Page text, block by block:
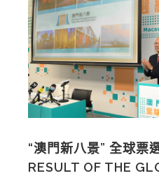
“澳門新八景” 全球票
RESULT OF THE